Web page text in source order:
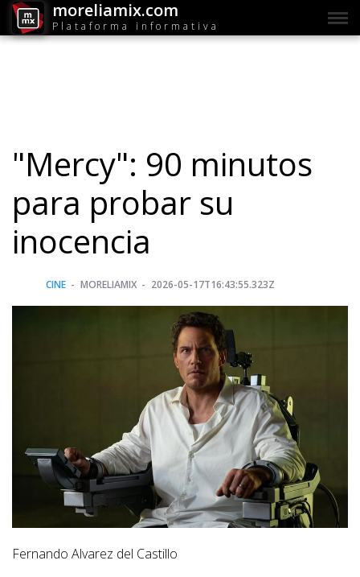
moreliamix.com
Plataforma informativa
"Mercy": 90 minutos
para probar su
inocencia
CINE MORELIAMIX 2026-05-17T16:43:55.323Z
Fernando Alvarez del Castillo